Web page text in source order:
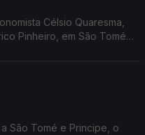
Célsio Quaresma,
Pinheiro, em São Tomé
São Tomé e Principe, o